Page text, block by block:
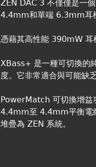
ZEN DAC 3 不僅僅是一
4.4mm和單端 6.3mm耳
憑藉其高性能 390mW 耳
XBass+ 是一種可切換的
度。它非常適合與可能缺
PowerMatch 可切換增益
4.4mm至 4.4mm平衡電
堆疊為 ZEN 系統。